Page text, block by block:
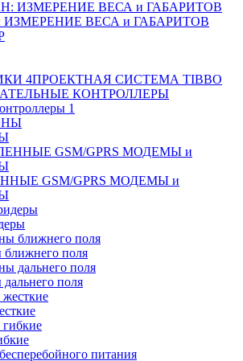
ВЕСА и ГАБАРИТОВ
4ПРОЕКТНАЯ СИСТЕМА TIBBO
КОНТРОЛЛЕРЫ
1
GSM/GPRS МОДЕМЫ и
поля
поля